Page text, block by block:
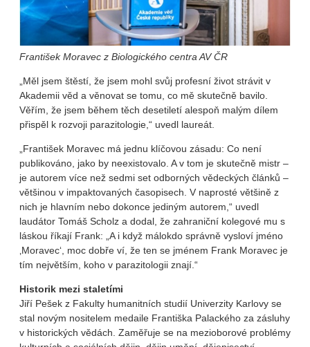
František Moravec z Biologického centra AV ČR
„Měl jsem štěstí, že jsem mohl svůj profesní život strávit v
Akademii věd a věnovat se tomu, co mě skutečně bavilo.
Věřím, že jsem během těch desetiletí alespoň malým dílem
přispěl k rozvoji parazitologie,“ uvedl laureát.
„František Moravec má jednu klíčovou zásadu: Co není
publikováno, jako by neexistovalo. A v tom je skutečně mistr –
je autorem více než sedmi set odborných vědeckých článků –
většinou v impaktovaných časopisech. V naprosté většině z
nich je hlavním nebo dokonce jediným autorem,“ uvedl
laudátor Tomáš Scholz a dodal, že zahraniční kolegové mu s
láskou říkají Frank: „A i když málokdo správně vysloví jméno
‚Moravec‘, moc dobře ví, že ten se jménem Frank Moravec je
tím největším, koho v parazitologii znají.“
Historik mezi staletími
Jiří Pešek z Fakulty humanitních studií Univerzity Karlovy se
stal novým nositelem medaile Františka Palackého za zásluhy
v historických vědách. Zaměřuje se na mezioborové problémy